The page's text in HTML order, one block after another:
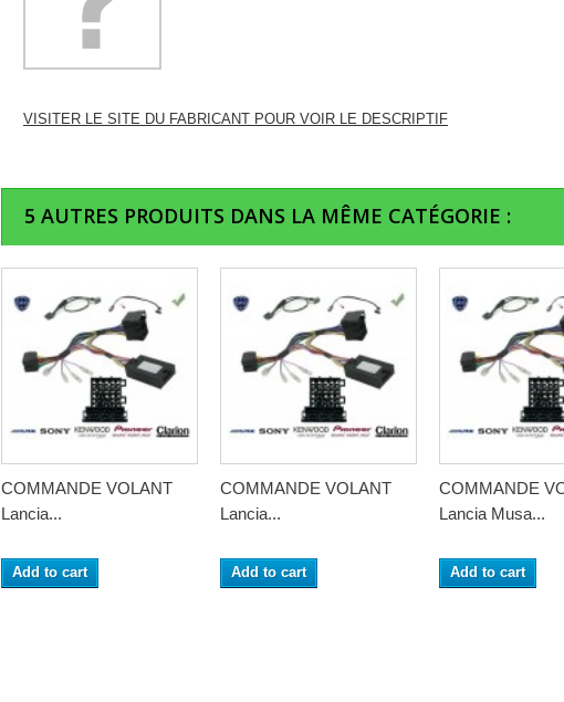
VISITER LE SITE DU FABRICANT POUR VOIR LE DESCRIPTIF
5 AUTRES PRODUITS DANS LA MÊME CATÉGORIE :
COMMANDE VOLANT
Lancia...
Add to cart
COMMANDE VOLANT
Lancia...
Add to cart
COMMANDE
Lancia Musa...
Add to cart